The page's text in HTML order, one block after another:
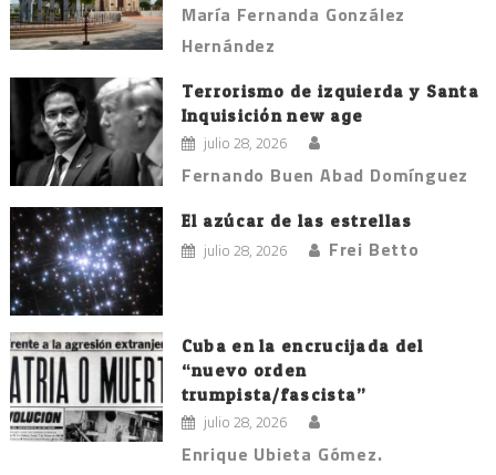
María Fernanda González
Hernández
Terrorismo de izquierda y Santa
Inquisición new age
julio 28, 2026
Fernando Buen Abad Domínguez
El azúcar de las estrellas
julio 28, 2026 Frei Betto
Cuba en la encrucijada del
“nuevo orden
trumpista/fascista”
julio 28, 2026
Enrique Ubieta Gómez.